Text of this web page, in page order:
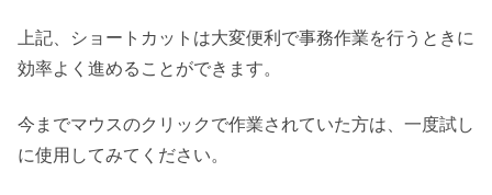
上記、ショートカットは大変便利で事務作業を行うときに
効率よく進めることができます。
今までマウスのクリックで作業されていた方は、一度試し
に使用してみてください。